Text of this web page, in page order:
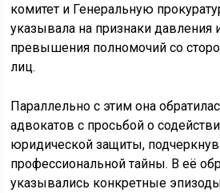
комитет и Генеральную
указывала на признаки давления
превышения полномочий со
лиц.
Параллельно с этим она
адвокатов с просьбой о
юридической защиты,
профессиональной тайны. В её
указывались конкретные